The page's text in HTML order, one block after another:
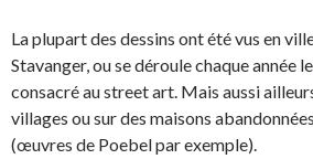
La plupart des dessins ont été vus en
Stavanger, ou se déroule chaque année le
consacré au street art. Mais aussi
villages ou sur des maisons
(œuvres de Poebel par exemple).